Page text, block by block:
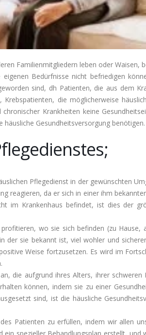
Familienmitgliedern leben oder Waisen,
Bedürfnisse nicht befriedigen
sind, dh Patienten, die aus dem
die möglicherweise
Krankheiten keine
Gesundheitsversorgung benötigen.
Pflegedienst in der gewünschten
reagieren, da er sich in einer ihm
im Krankenhaus befindet, ist dies der
wo sie sich befinden (zu Hause,
der sie bekannt ist, viel wohler und
Weise fortzusetzen. Es wird im
die aufgrund ihres Alters, ihrer schweren
können, indem sie zu einer
sind, ist die häusliche
Patienten zu erfüllen, indem wir allen